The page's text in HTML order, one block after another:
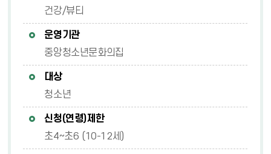
건강/뷰티
운영기관
중앙청소년문화의집
대상
청소년
신청(연령)제한
초4~초6 (10-12세)